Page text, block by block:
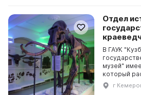
Отдел
В ГАУК
музей"
который
города,
г